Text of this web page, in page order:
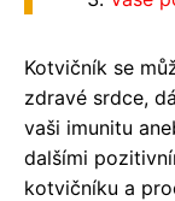
Kotvičník se
zdravé srdce,
vaši imunitu
dalšími
kotvičníku a